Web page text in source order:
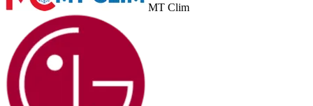
MT Clim